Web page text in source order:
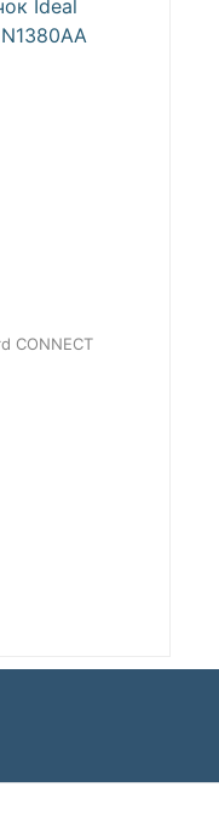
CONNECT